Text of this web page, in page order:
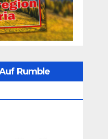
Auf Rumble